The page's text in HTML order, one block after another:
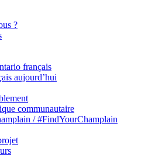
?
français
aujourd’hui
communautaire
/ #FindYourChamplain